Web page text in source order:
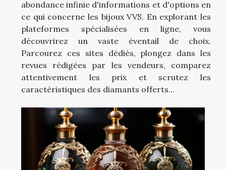
abondance infinie d'informations et d'options en
ce qui concerne les bijoux VVS. En explorant les
plateformes spécialisées en ligne, vous
découvrirez un vaste éventail de choix.
Parcourez ces sites dédiés, plongez dans les
revues rédigées par les vendeurs, comparez
attentivement les prix et scrutez les
caractéristiques des diamants offerts...